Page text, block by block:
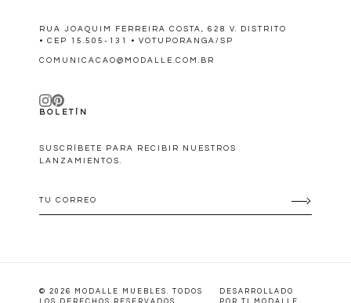
RUA JOAQUIM FERREIRA COSTA, 628 V. DISTRITO
• CEP 15.505-131 • VOTUPORANGA/SP
COMUNICACAO@MODALLE.COM.BR
BOLETÍN
SUSCRÍBETE PARA RECIBIR NUESTROS
LANZAMIENTOS.
© 2026 MODALLE MUEBLES. TODOS
DESARROLLADO